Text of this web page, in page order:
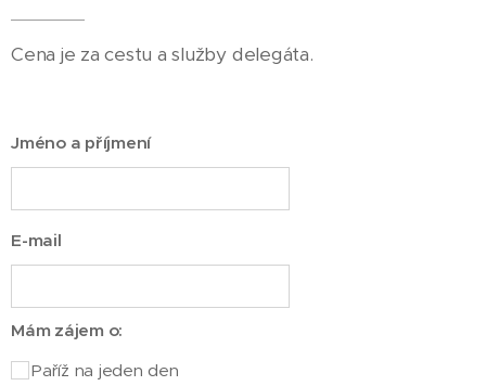
Cena je za cestu a služby delegáta.
Jméno a příjmení
E-mail
Mám zájem o:
Paříž na jeden den